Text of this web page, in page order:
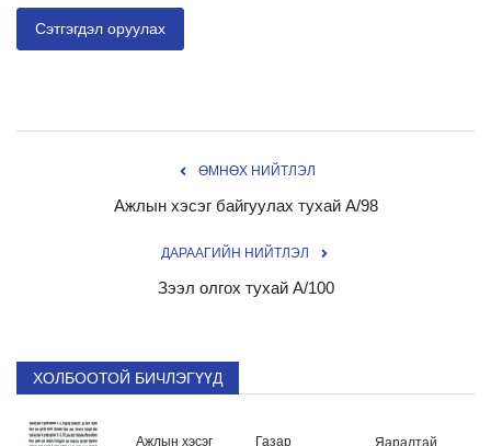
Сэтгэгдэл оруулах
ӨМНӨХ НИЙТЛЭЛ
Ажлын хэсэг байгуулах тухай А/98
ДАРААГИЙН НИЙТЛЭЛ
Зээл олгох тухай А/100
ХОЛБООТОЙ БИЧЛЭГҮҮД
Ажлын хэсэг
Газар
Яаралтай